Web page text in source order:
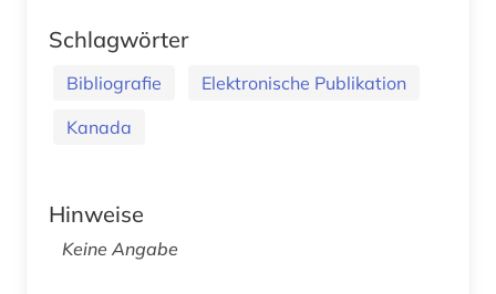
Schlagwörter
Bibliografie
Elektronische Publikation
Kanada
Hinweise
Keine Angabe